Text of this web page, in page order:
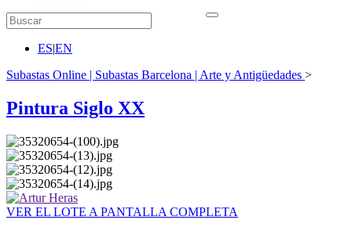
ES|EN
Subastas Online | Subastas Barcelona | Arte y Antigüedades >
Pintura Siglo XX
VER EL LOTE A PANTALLA COMPLETA